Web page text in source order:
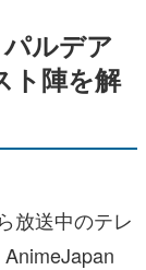
ルデア
ト陣を解
放送中のテレ